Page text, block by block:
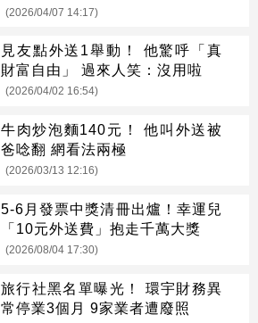
(2026/04/07 14:17)
見友點外送1舉動！ 他驚呼「真
財富自由」 過來人笑：沒用啦
(2026/04/02 16:54)
牛肉炒泡麵140元！ 他叫外送被
爸唸翻 網看法兩極
(2026/03/13 12:16)
5-6月發票中獎清冊出爐！幸運兒
「10元外送費」抱走千萬大獎
(2026/08/04 17:30)
旅行社黑名單曝光！ 環宇財務異
常停業3個月 9家業者遭廢照